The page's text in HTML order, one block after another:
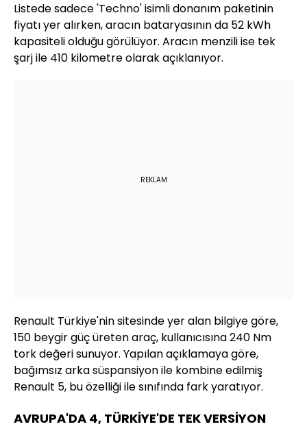
Listede sadece 'Techno' isimli donanım paketinin
fiyatı yer alırken, aracın bataryasının da 52 kWh
kapasiteli olduğu görülüyor. Aracın menzili ise tek
şarj ile 410 kilometre olarak açıklanıyor.
REKLAM
Renault Türkiye'nin sitesinde yer alan bilgiye göre,
150 beygir güç üreten araç, kullanıcısına 240 Nm
tork değeri sunuyor. Yapılan açıklamaya göre,
bağımsız arka süspansiyon ile kombine edilmiş
Renault 5, bu özelliği ile sınıfında fark yaratıyor.
AVRUPA'DA 4, TÜRKİYE'DE TEK VERSİYON